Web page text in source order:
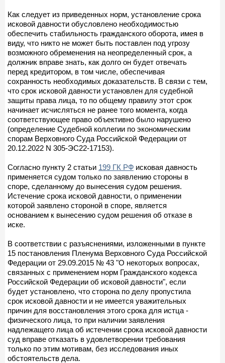
Как следует из приведенных норм, установление срока
исковой давности обусловлено необходимостью
обеспечить стабильность гражданского оборота, имея в
виду, что никто не может быть поставлен под угрозу
возможного обременения на неопределенный срок, а
должник вправе знать, как долго он будет отвечать
перед кредитором, в том числе, обеспечивая
сохранность необходимых доказательств. В связи с тем,
что срок исковой давности установлен для судебной
защиты права лица, то по общему правилу этот срок
начинает исчисляться не ранее того момента, когда
соответствующее право объективно было нарушено
(определение Судебной коллегии по экономическим
спорам Верховного Суда Российской Федерации от
20.12.2022 N 305-ЭС22-17153).
Согласно пункту 2 статьи 199 ГК РФ исковая давность
применяется судом только по заявлению стороны в
споре, сделанному до вынесения судом решения.
Истечение срока исковой давности, о применении
которой заявлено стороной в споре, является
основанием к вынесению судом решения об отказе в
иске.
В соответствии с разъяснениями, изложенными в пункте
15 постановления Пленума Верховного Суда Российской
Федерации от 29.09.2015 № 43 "О некоторых вопросах,
связанных с применением норм Гражданского кодекса
Российской Федерации об исковой давности", если
будет установлено, что сторона по делу пропустила
срок исковой давности и не имеется уважительных
причин для восстановления этого срока для истца -
физического лица, то при наличии заявления
надлежащего лица об истечении срока исковой давности
суд вправе отказать в удовлетворении требования
только по этим мотивам, без исследования иных
обстоятельств дела.